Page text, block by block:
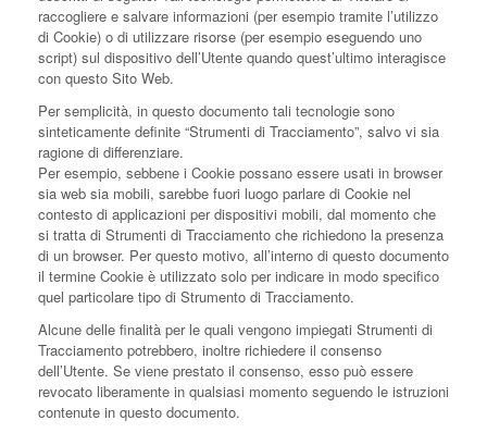
raccogliere e salvare informazioni (per esempio tramite l’utilizzo
di Cookie) o di utilizzare risorse (per esempio eseguendo uno
script) sul dispositivo dell’Utente quando quest’ultimo interagisce
con questo Sito Web.
Per semplicità, in questo documento tali tecnologie sono
sinteticamente definite “Strumenti di Tracciamento”, salvo vi sia
ragione di differenziare.
Per esempio, sebbene i Cookie possano essere usati in browser
sia web sia mobili, sarebbe fuori luogo parlare di Cookie nel
contesto di applicazioni per dispositivi mobili, dal momento che
si tratta di Strumenti di Tracciamento che richiedono la presenza
di un browser. Per questo motivo, all’interno di questo documento
il termine Cookie è utilizzato solo per indicare in modo specifico
quel particolare tipo di Strumento di Tracciamento.
Alcune delle finalità per le quali vengono impiegati Strumenti di
Tracciamento potrebbero, inoltre richiedere il consenso
dell’Utente. Se viene prestato il consenso, esso può essere
revocato liberamente in qualsiasi momento seguendo le istruzioni
contenute in questo documento.